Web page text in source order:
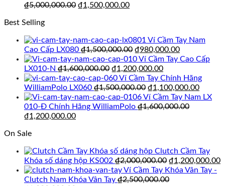
₫1,990,000.00.
là:
₫5,000,000.00 Giá
₫1,500,000.00Giá
₫1,500,000.00.
Best Selling
Ví Cầm Tay Nam
Cao Cấp LX080 ₫1,500,000.00 Giá
gốc
là:
₫1,500,000.00.
₫980,000.00Giá
hiện
là:
Ví Cầm Tay Cao Cấp
LX010-N ₫1,600,000.00 Giá
gốc
là:
₫1,600,000.00.
₫1,200,000.00Giá
hiện
tại
là:
₫1,200,000.00.
Ví Cầm Tay Chính Hãng
WilliamPolo LX060 ₫1,500,000.00 Giá
gốc
là:
₫1,100,000.00Giá
hiện
Ví Cầm Tay Nam LX
010-Đ Chính Hãng WilliamPolo ₫1,600,000.00
Giá
là:
₫1,200,000.00Giá
₫1,200,000.00.
On Sale
Clutch Cầm Tay
Khóa số dáng hộp KS002 ₫2,000,000.00 Giá
gốc
là:
₫1,200,000.00
Ví Cầm Tay Khóa Vân Tay -
Clutch Nam Khóa Vân Tay ₫2,500,000.00